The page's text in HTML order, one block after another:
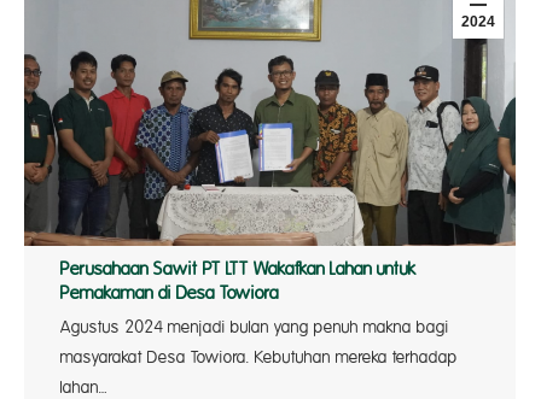
2024
Perusahaan Sawit PT LTT Wakafkan Lahan untuk
Pemakaman di Desa Towiora
Agustus 2024 menjadi bulan yang penuh makna bagi
masyarakat Desa Towiora. Kebutuhan mereka terhadap
lahan…